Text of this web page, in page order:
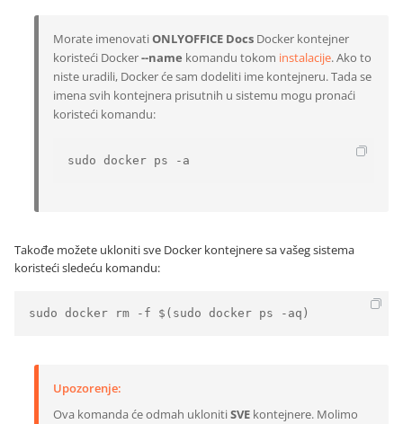
Morate imenovatiONLYOFFICE Docs Docker kontejner
koristeći Docker--name komandu tokom instalacije. Ako to
niste uradili, Docker će sam dodeliti ime kontejneru. Tada se
imena svih kontejnera prisutnih u sistemu mogu pronaći
koristeći komandu:
sudo docker ps -a
Takođe možete ukloniti sve Docker kontejnere sa vašeg sistema
koristeći sledeću komandu:
sudo docker rm -f $(sudo docker ps -aq)
Upozorenje:
Ova komanda će odmah uklonitiSVE kontejnere. Molimo